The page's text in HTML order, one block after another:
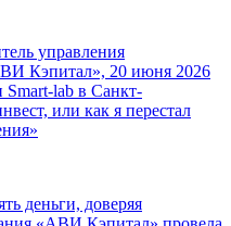
управления
Кэпитал», 20 июня 2026
Smart-lab в Санкт-
или как я перестал
деньги, доверяя